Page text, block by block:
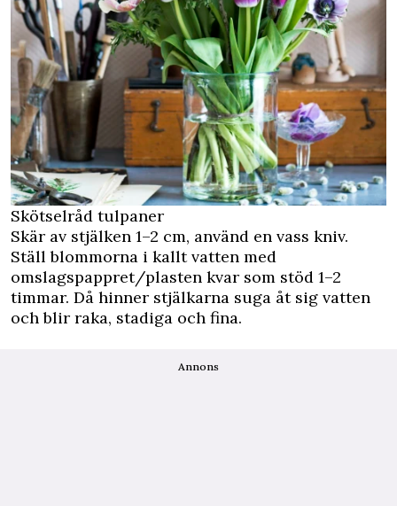
Skötselråd tulpaner
Skär av stjälken 1–2 cm, använd en vass kniv.
Ställ blommorna i kallt vatten med
omslagspappret/plasten kvar som stöd 1–2
timmar. Då hinner stjälkarna suga åt sig vatten
och blir raka, stadiga och fina.
Annons